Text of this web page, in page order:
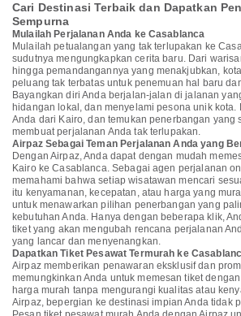
Cari Destinasi Terbaik dan Dapatkan
Sempurna
Mulailah Perjalanan Anda ke Casablanca
Mulailah petualangan yang tak terlupakan ke
sudutnya mengungkapkan cerita baru. Dari
hingga pemandangannya yang menakjubkan,
peluang tak terbatas untuk penemuan hal baru
Bayangkan diri Anda berjalan-jalan di jalanan
hidangan lokal, dan menyelami pesona unik
Anda dari Kairo, dan temukan penerbangan yang
membuat perjalanan Anda tak terlupakan.
Airpaz Sebagai Teman Perjalanan Anda yang
Dengan Airpaz, Anda dapat dengan mudah
Kairo ke Casablanca. Sebagai agen perjalanan
memahami bahwa setiap wisatawan mencari
itu kenyamanan, kecepatan, atau harga yang
untuk menawarkan pilihan penerbangan yang
kebutuhan Anda. Hanya dengan beberapa klik,
tiket yang akan mengubah rencana perjalanan
yang lancar dan menyenangkan.
Dapatkan Tiket Pesawat Termurah ke
Airpaz memberikan penawaran eksklusif dan
memungkinkan Anda untuk memesan tiket
harga murah tanpa mengurangi kualitas atau
Airpaz, bepergian ke destinasi impian Anda tidak